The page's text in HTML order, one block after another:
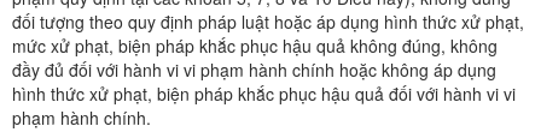
đối tượng theo quy định pháp luật hoặc áp dụng hình thức xử phạt,
mức xử phạt, biện pháp khắc phục hậu quả không đúng, không
đầy đủ đối với hành vi vi phạm hành chính hoặc không áp dụng
hình thức xử phạt, biện pháp khắc phục hậu quả đối với hành vi vi
phạm hành chính.